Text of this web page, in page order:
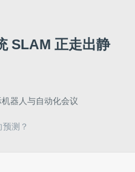
SLAM 正走出静
器人与自动化会议
测？